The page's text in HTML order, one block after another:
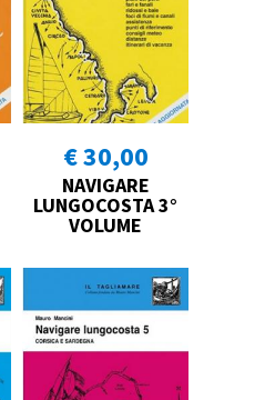
€ 30,00
NAVIGARE
LUNGOCOSTA 3°
VOLUME